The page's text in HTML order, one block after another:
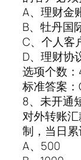
A、理财金
B、牡丹国
C、个人客
D、理财协
选项个数：
标准答案：
8、未开通
对外转账
制，当日累
A、500